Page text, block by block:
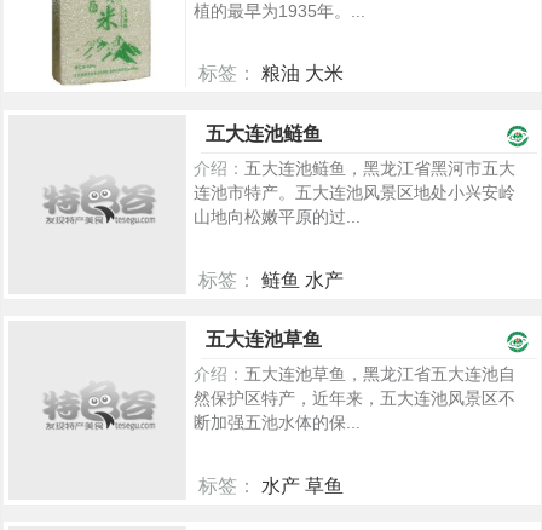
植的最早为1935年。...
标签： 粮油 大米
五大连池鲢鱼
介绍： 五大连池鲢鱼，黑龙江省黑河市五大
连池市特产。五大连池风景区地处小兴安岭
山地向松嫩平原的过...
标签： 鲢鱼 水产
五大连池草鱼
介绍： 五大连池草鱼，黑龙江省五大连池自
然保护区特产，近年来，五大连池风景区不
断加强五池水体的保...
标签： 水产 草鱼